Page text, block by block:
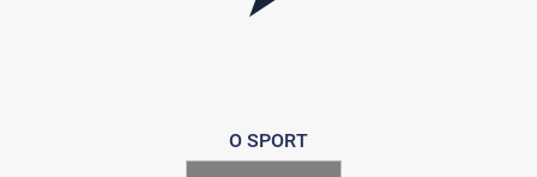
O SPORT